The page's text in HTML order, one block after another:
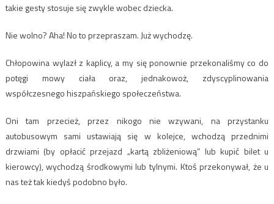
takie gesty stosuje się zwykle wobec dziecka.
Nie wolno? Aha! No to przepraszam. Już wychodzę.
Chłopowina wylazł z kaplicy, a my się ponownie przekonaliśmy co do
potęgi mowy ciała oraz, jednakowoż, zdyscyplinowania
współczesnego hiszpańskiego społeczeństwa.
Oni tam przecież, przez nikogo nie wzywani, na przystanku
autobusowym sami ustawiają się w kolejce, wchodzą przednimi
drzwiami (by opłacić przejazd „kartą zbliżeniową” lub kupić bilet u
kierowcy), wychodzą środkowymi lub tylnymi. Ktoś przekonywał, że u
nas też tak kiedyś podobno było.